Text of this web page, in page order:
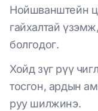
Нойшванштейн
гайхалтай
болгодог.
Хойд зүг рүү
тосгон, ардын
руу шилжинэ.